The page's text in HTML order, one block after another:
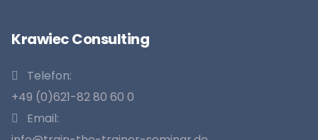
Krawiec Consulting
Telefon:
+49 (0)621-82 80 60 0
Email: